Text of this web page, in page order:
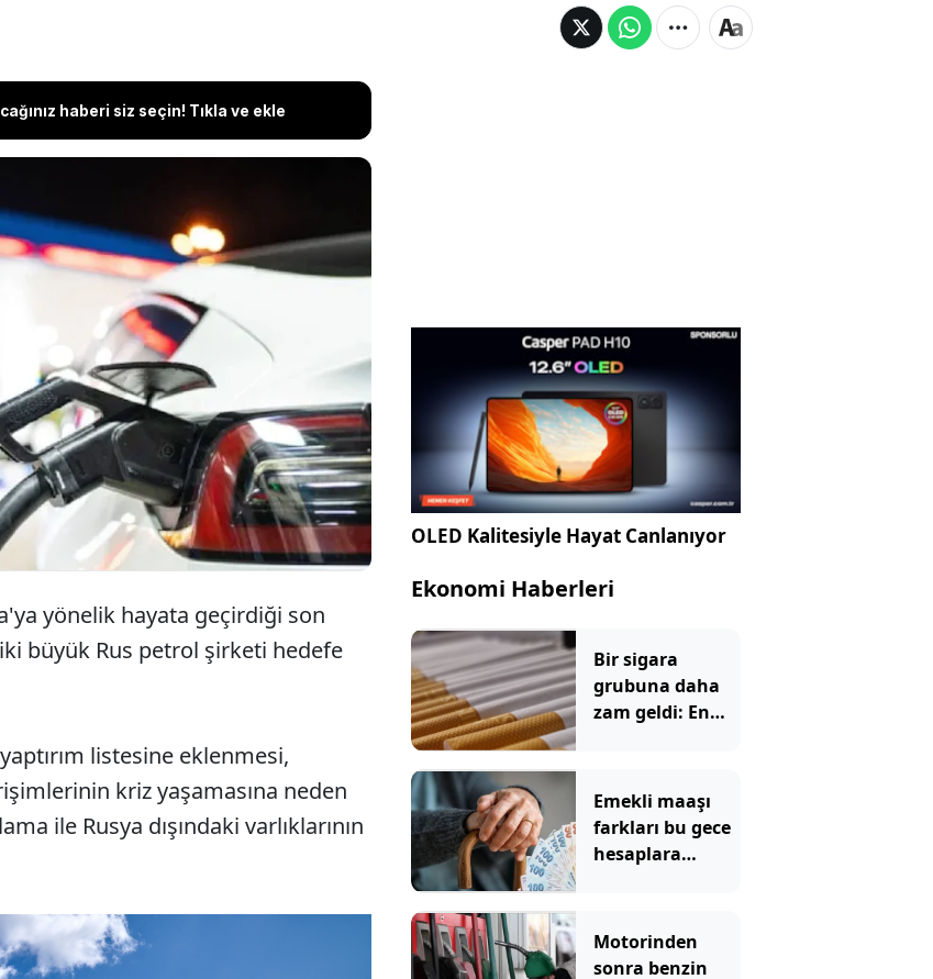
haberi siz seçin! Tıkla ve ekle
petrol şirketi Rosneft ve Lukoil ile
eklemesinin ardından Rus şirket
açıklama geldi. Türkiye, Romanya,
gibi birçok ülkede akaryakıt istasyonları
kararı aldığını açıkladı.
yönelik hayata geçirdiği son
büyük Rus petrol şirketi hedefe
listesine eklenmesi,
kriz yaşamasına neden
ile Rusya dışındaki varlıklarının
OLED Kalitesiyle Hayat Canlanıyor
Ekonomi Haberleri
Bir sigara
grubuna daha
zam geldi: En
Emekli maaşı
farkları bu gece
hesaplara
Motorinden
sonra benzin